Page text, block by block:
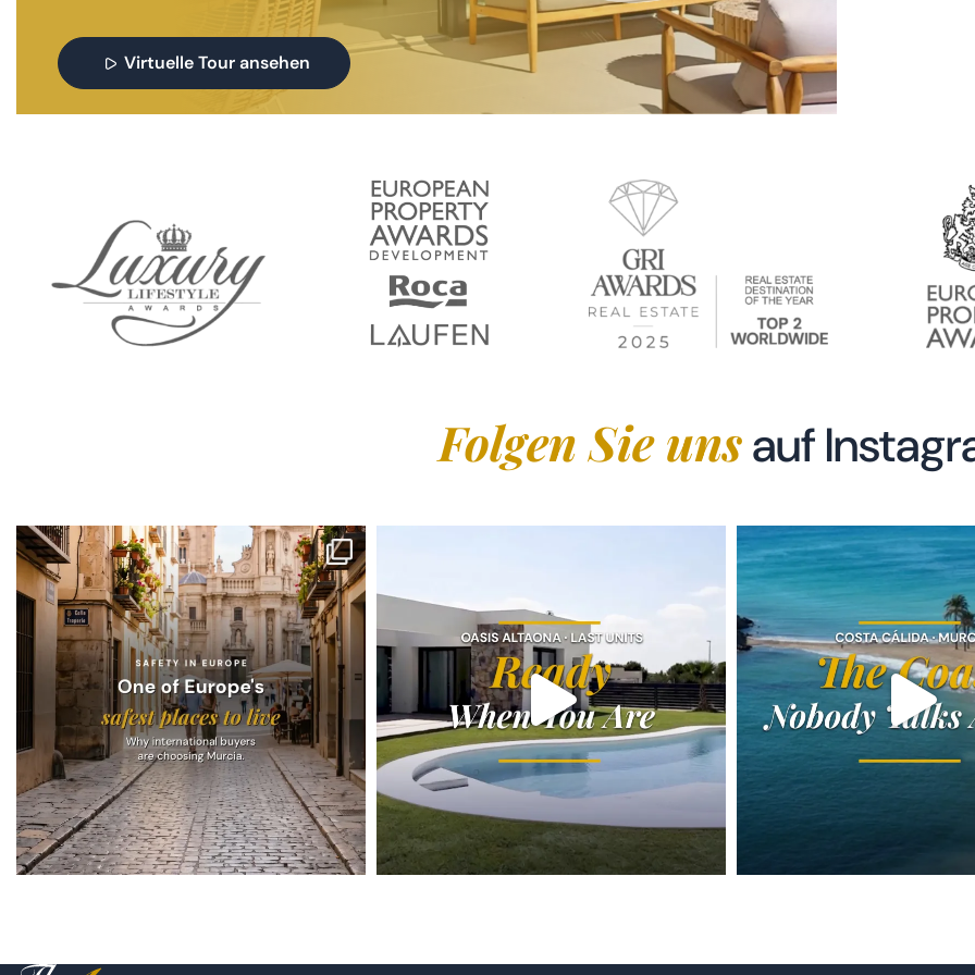
Virtuelle Tour ansehen
Folgen Sie unsauf